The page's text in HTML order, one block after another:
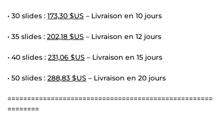
• 30 slides : 173,30 $US – Livraison en 10 jours
• 35 slides : 202,18 $US – Livraison en 12 jours
• 40 slides : 231,06 $US – Livraison en 15 jours
• 50 slides : 288,83 $US – Livraison en 20 jours
====================================================
========